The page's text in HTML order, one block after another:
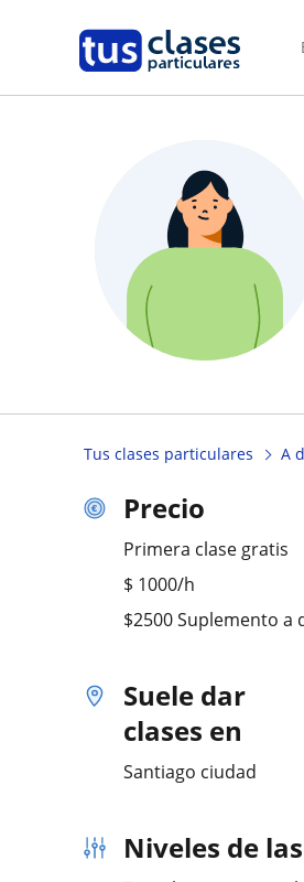
Tus clases particulares A
Precio
Primera clase gratis
$ 1000/h
$2500 Suplemento a
Suele dar
clases en
Santiago ciudad
Niveles de